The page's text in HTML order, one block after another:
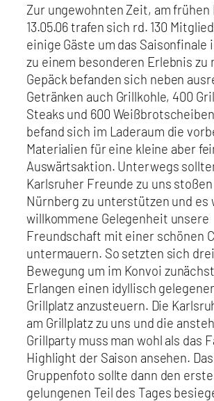
Zur ungewohnten Zeit, am frühen
13.05.06 trafen sich rd. 130
einige Gäste um das Saisonfinale
zu einem besonderen Erlebnis zu
Gepäck befanden sich neben
Getränken auch Grillkohle, 400
Steaks und 600
befand sich im Laderaum die
Materialien für eine kleine aber
Auswärtsaktion. Unterwegs
Karlsruher Freunde zu uns
Nürnberg zu unterstützen und es
willkommene Gelegenheit unsere
Freundschaft mit einer schönen
untermauern. So setzten sich
Bewegung um im Konvoi
Erlangen einen idyllisch
Grillplatz anzusteuern. Die
am Grillplatz zu uns und die
Grillparty muss man wohl als das
Highlight der Saison ansehen.
Gruppenfoto sollte dann den
gelungenen Teil des Tages